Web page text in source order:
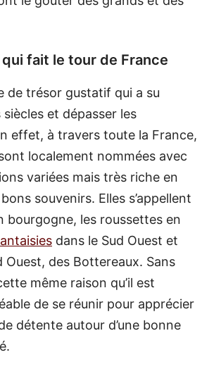
fait le tour de France
de trésor gustatif qui a su
et dépasser les
effet, à travers toute la France,
localement nommées avec
variées mais très riche en
souvenirs. Elles s’appellent
bourgogne, les roussettes en
dans le Sud Ouest et
Ouest, des Bottereaux. Sans
même raison qu’il est
de se réunir pour apprécier
détente autour d’une bonne